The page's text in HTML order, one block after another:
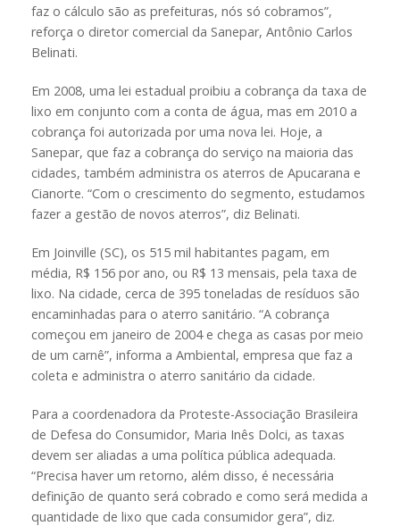
faz o cálculo são as prefeituras, nós só cobramos”,
reforça o diretor comercial da Sanepar, Antônio Carlos
Belinati.
Em 2008, uma lei estadual proibiu a cobrança da taxa de
lixo em conjunto com a conta de água, mas em 2010 a
cobrança foi autorizada por uma nova lei. Hoje, a
Sanepar, que faz a cobrança do serviço na maioria das
cidades, também administra os aterros de Apucarana e
Cianorte. “Com o crescimento do segmento, estudamos
fazer a gestão de novos aterros”, diz Belinati.
Em Joinville (SC), os 515 mil habitantes pagam, em
média, R$ 156 por ano, ou R$ 13 mensais, pela taxa de
lixo. Na cidade, cerca de 395 toneladas de resíduos são
encaminhadas para o aterro sanitário. “A cobrança
começou em janeiro de 2004 e chega as casas por meio
de um carnê”, informa a Ambiental, empresa que faz a
coleta e administra o aterro sanitário da cidade.
Para a coordenadora da Proteste-Associação Brasileira
de Defesa do Consumidor, Maria Inês Dolci, as taxas
devem ser aliadas a uma política pública adequada.
“Precisa haver um retorno, além disso, é necessária
definição de quanto será cobrado e como será medida a
quantidade de lixo que cada consumidor gera”, diz.